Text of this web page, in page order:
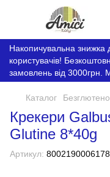
Накопичувальна знижка
користувачів!
замовлень від 3000грн.
Каталог
Крекери
Glutine 8*40g
Артикул: 8002190006178